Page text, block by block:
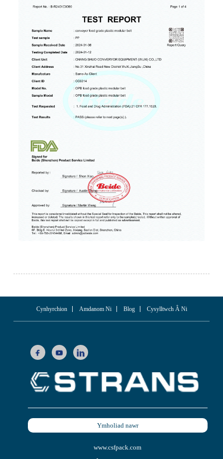
Cynhyrchion Amdanom Ni Blog Cysylltwch Â Ni
Ymholiad nawr
www.csfpack.com